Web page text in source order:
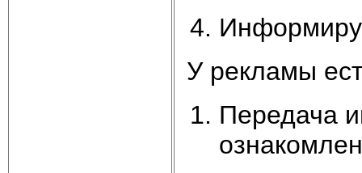
У рекламы
Передача